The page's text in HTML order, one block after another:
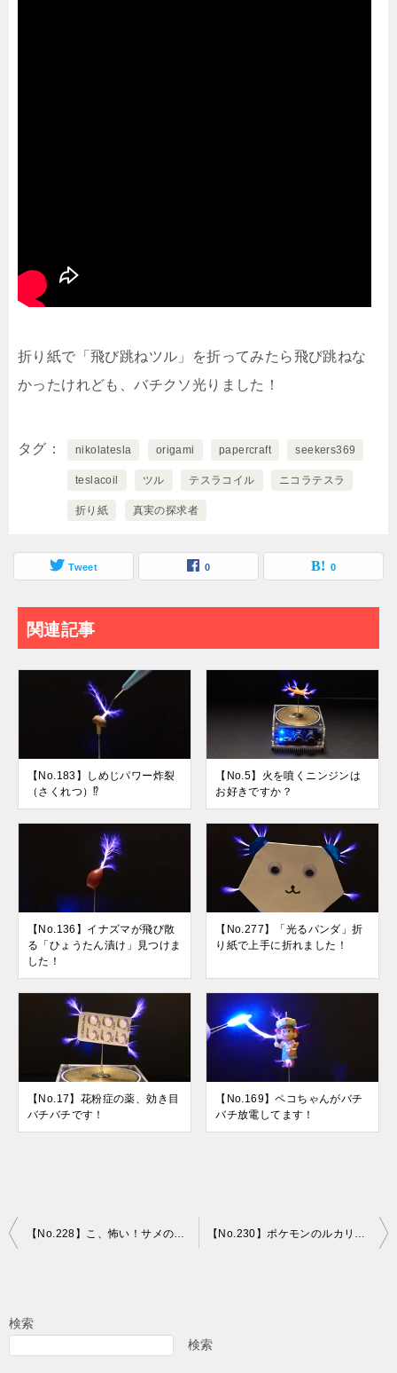
折り紙で「飛び跳ねツル」を折ってみたら飛び跳ねな
かったけれども、バチクソ光りました！
タグ nikolatesla origami papercraft seekers369
teslacoil ツル テスラコイル ニコラテスラ
折り紙 真実の探求者
Tweet 0 0
関連記事
【No.183】しめじパワー炸裂
（さくれつ）⁉
【No.5】火を噴くニンジンは
お好きですか？
【No.136】イナズマが飛び散
る「ひょうたん漬け」見つけま
した！
【No.277】「光るパンダ」折
り紙で上手に折れました！
【No.17】花粉症の薬、効き目
バチバチです！
【No.169】ペコちゃんがバチ
バチ放電してます！
投
ビ
【No.228】こ、怖い！サメの王者エレクトリックシャーク⁉ 【No.230】ポケモンのルカリオがバチバチ放電してます！
検索
検索